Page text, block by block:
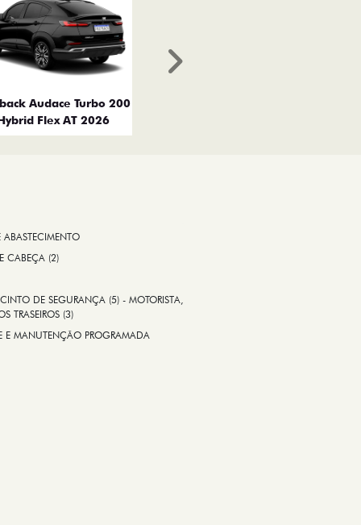
Audace Turbo 200
Flex AT 2026
Próximo
ABASTECIMENTO
CABEÇA (2)
DE SEGURANÇA (5) - MOTORISTA,
TRASEIROS (3)
E MANUTENÇÃO PROGRAMADA